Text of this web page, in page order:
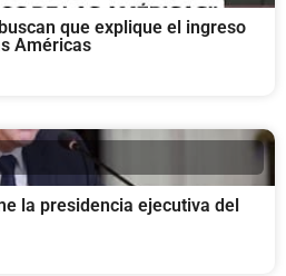
que explique el ingreso
Américas
la presidencia ejecutiva del